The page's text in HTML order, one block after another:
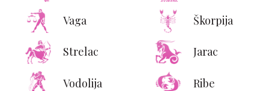
Vaga Škorpija
Strelac Jarac
Vodolija Ribe